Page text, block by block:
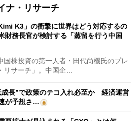
ナ・リサーチ
K3」の衝撃に世界はどう対応するの
務長官が検討する「蒸留を行う中国
株投資の第一人者・田代尚機氏のプレ
リサーチ」。中国企…
成長”で政策のテコ入れ必至か 経済運営
が予想さ…